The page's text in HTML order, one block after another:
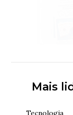
Mais
Tecnologia